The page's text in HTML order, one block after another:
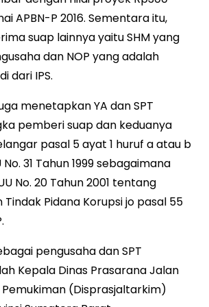
APBN-P 2016. Sementara itu,
suap lainnya yaitu SHM yang
dan NOP yang adalah
dari IPS.
menetapkan YA dan SPT
pemberi suap dan keduanya
pasal 5 ayat 1 huruf a atau b
31 Tahun 1999 sebagaimana
No. 20 Tahun 2001 tentang
Pidana Korupsi jo pasal 55
pengusaha dan SPT
Kepala Dinas Prasarana Jalan
Pemukiman (Disprasjaltarkim)